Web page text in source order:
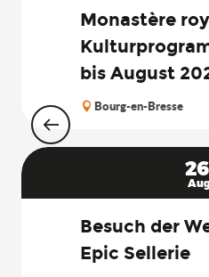
Monastère
bis August
Bourg-en-Bresse
Besuch der
Epic Sellerie